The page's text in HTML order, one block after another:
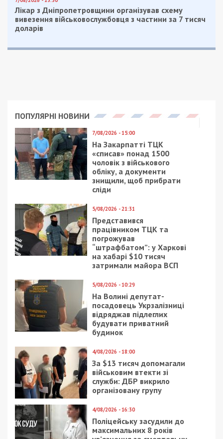
Приєднуйтесь також до 49000 в Google News. Слідкуйте
за останніми новинами!
Предыдущая статья:
Провладного фіктивно заброньованого
блогера Лачена зафіксували в столичному
ресторані з державною охороною
суддям Верховного суду у справі
Костянтина Жеваго
9/08/2019 - 16:18
Нелепая парковка и
блокировка: чем
удивляют днепровские
автохамы?
Мер Дніпра розповів,
як місто оговтується
від ворожого удару